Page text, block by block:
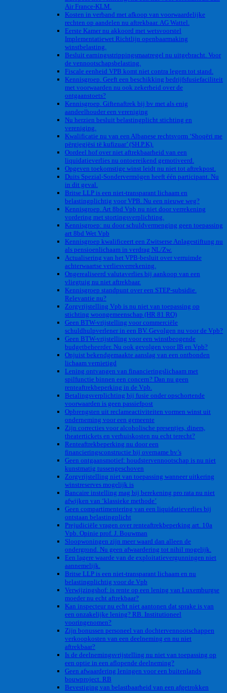
Air France-KLM.
Kosten in verband met afkoop van voorwaardelijke
rechten op aandelen nu aftrekbaar. AG Wattel.
Eerste Kamer nu akkoord met wetsvoorstel
Implementatiewet Richtlijn openbaarmaking
winstbelasting.
Besluit earningsstrippingsmaatregel nu uitgebracht. Voor
de vennootschapsbelasting.
Fiscale eenheid VPB komt niet contra legem tot stand.
Kennisgroep. Geeft een beschikking bedrijfsfusiefaciliteit
met voorwaarden nu ook zekerheid over de
ontgaanstoets?
Kennisgroep. Giftenaftrek bij bv met als enig
aandeelhouder een vereniging
Nu herzien besluit belastingplicht stichting en
vereniging.
Kwalificatie nu van een Albanese rechtsvorm ‘Shoqëri me
përgjegjësi të kufizuar’ (SH.P.K).
Oordeel hof over niet aftrekbaarheid van een
liquidatieverlies nu ontoereikend gemotiveerd.
Opgeven toekomstige winst leidt nu niet tot aftrekpost.
Duits Spezial-Sondervermögen heeft één participant. Nu
in dit geval.
Britse LLP is een niet-transparant lichaam en
belastingplichtig voor VPB. Nu een nieuwe weg?
Kennisgroep. Art 8bd Vpb nu niet door verrekening
vordering met stortingsverplichting.
Kennisgroep: nu door schuldvermenging geen toepassing
art 8bd Wet Vpb
Kennisgroep kwalificeert een Zwitserse Anlagestiftung nu
als pensioenlichaam in verdrag NL/Zw.
Actualisering van het VPB-besluit over verruimde
achterwaartse verliesverrekening.
Ongerealiseerd valutaverlies bij aankoop van een
vliegtuig nu niet aftrekbaar.
Kennisgroep standpunt over een STEP-subsidie.
Relevantie nu?
Zorgvrijstelling Vpb is nu niet van toepassing op
stichting woongemeenschap (HR 81 RO)
Geen BTW-vrijstelling voor commerciële
schuldhulpverlener in een BV. Gevolgen nu voor de Vpb?
Geen BTW-vrijstelling voor een winstbeogende
budgetbeheerder. Nu ook gevolgen voor IB en Vpb?
Onjuist bekendgemaakte aanslag van een ontbonden
lichaam vernietigd
Lening ontvangen van financieringslichaam met
spilfunctie binnen een concern? Dan nu geen
renteaftrekbeperking in de Vpb.
Betalingsverplichting bij fusie onder opschortende
voorwaarden is geen passiefpost
Opbrengsten uit reclameactiviteiten vormen winst uit
onderneming voor een gemeente
Zijn correcties voor alcoholische presentjes, diners,
theatertickets en verhuiskosten nu echt terecht?
Renteaftrekbeperking nu door een
financieringsconstructie bij overname bv’s
Geen ontgaansmotief: houdstervennootschap is nu niet
kunstmatig tussengeschoven
Zorgvrijstelling niet van toepassing wanneer uitkering
winstreserves mogelijk is
Bancaire instelling mag bij berekening pro rata nu niet
afwijken van ‘klassieke methode’
Geen compartimentering van een liquidatieverlies bij
ontstaan belastingplicht
Prejudiciële vragen over renteaftrekbeperking art. 10a
Vpb. Opinie prof. J. Bouwman
Sloopwoningen zijn meer waard dan alleen de
ondergrond. Nu geen afwaardering tot nihil mogelijk.
Een lagere waarde van de exploitatievergunningen niet
aannemelijk.
Britse LLP is een niet-transparant lichaam en nu
belastingplichtig voor de Vpb
Verwijzingshof: is rente op een lening van Luxemburgse
moeder nu echt aftrekbaar?
Kan inspecteur nu echt niet aantonen dat sprake is van
een onzakelijke lening? RB. Institutioneel
vooringenomen?
Zijn bonussen personeel van dochtervennootschappen
verkoopkosten van een deelneming en nu niet
aftrekbaar?
Is de deelnemingsvrijstelling nu niet van toepassing op
een optie in een aflopende deelneming?
Geen afwaardering leningen voor een buitenlands
bouwproject. RB
Bevestiging van belastbaarheid van een afgetrokken